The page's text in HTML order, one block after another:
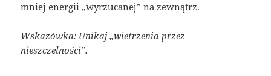
mniej energii „wyrzucanej” na zewnątrz.
Wskazówka: Unikaj „wietrzenia przez
nieszczelności”.